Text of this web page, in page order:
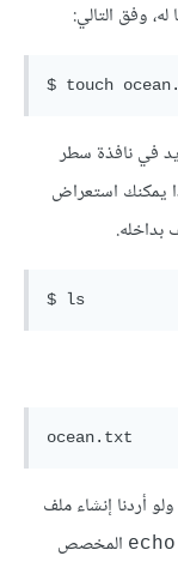
وفق التالي:
في نافذة سطر
يمكنك استعراض
بداخله.
أردنا إنشاء ملف
echo المخصص